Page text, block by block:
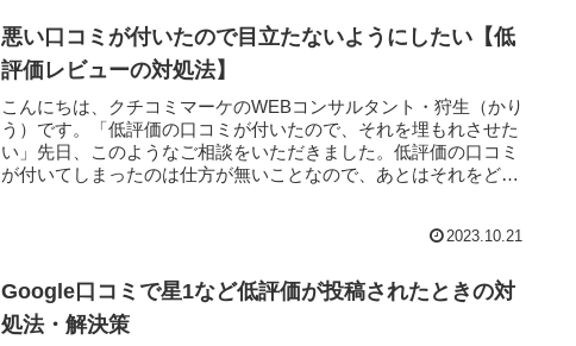
悪い口コミが付いたので目立たないようにしたい【低
評価レビューの対処法】
こんにちは、クチコミマーケのWEBコンサルタント・狩生（かり
う）です。「低評価の口コミが付いたので、それを埋もれさせた
い」先日、このようなご相談をいただきました。低評価の口コミ
が付いてしまったのは仕方が無いことなので、あとはそれをどう
2023.10.21
Google口コミで星1など低評価が投稿されたときの対
処法・解決策